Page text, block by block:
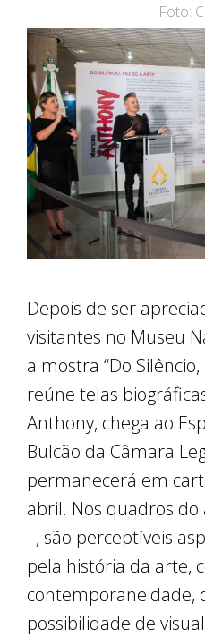
Foto:
Depois de ser
visitantes no Museu
a mostra “Do
reúne telas
Anthony, chega ao
Bulcão da Câmara
permanecerá em
abril. Nos quadros
–, são perceptíveis
pela história da arte,
contemporaneidade,
possibilidade de